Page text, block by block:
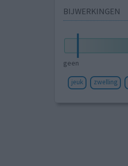
BIJWERKINGEN
geen
jeuk zwelling